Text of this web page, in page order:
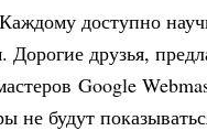
доступно
Дорогие друзья,
Google
не будут